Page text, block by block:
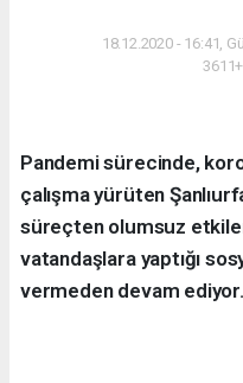
18.12.2020 - 16:41,
Pandemi sürecinde,
çalışma yürüten
süreçten olumsuz
vatandaşlara yaptığı
vermeden devam ediyor.